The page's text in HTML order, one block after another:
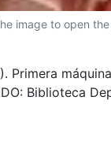
image to open
Primera
Biblioteca